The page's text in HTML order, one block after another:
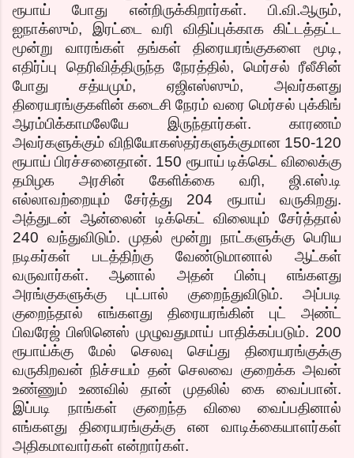
ரூபாய் போது என்றிருக்கிறார்கள். பி.வி.ஆரும்,
ஐநாக்ஸும், இரட்டை வரி விதிப்புக்காக கிட்டத்தட்ட
மூன்று வாரங்கள் தங்கள் திரையரங்குகளை மூடி,
எதிர்ப்பு தெரிவித்திருந்த நேரத்தில், மெர்சல் ரீலீசின்
போது சத்யமும், ஏஜிஎஸ்ஸும், அவர்களது
திரையரங்குகளின் கடைசி நேரம் வரை மெர்சல் புக்கிங்
ஆரம்பிக்காமலேயே இருந்தார்கள். காரணம்
அவர்களுக்கும் விநியோகஸ்தர்களுக்குமான 150-120
ரூபாய் பிரச்சனைதான். 150 ரூபாய் டிக்கெட் விலைக்கு
தமிழக அரசின் கேளிக்கை வரி, ஜி.எஸ்.டி
எல்லாவற்றையும் சேர்த்து 204 ரூபாய் வருகிறது.
அத்துடன் ஆன்லைன் டிக்கெட் விலையும் சேர்த்தால்
240 வந்துவிடும். முதல் மூன்று நாட்களுக்கு பெரிய
நடிகர்கள் படத்திற்கு வேண்டுமானால் ஆட்கள்
வருவார்கள். ஆனால் அதன் பின்பு எங்களது
அரங்குகளுக்கு புட்பால் குறைந்துவிடும். அப்படி
குறைந்தால் எங்களது திரையரங்கின் புட் அண்ட்
பிவரேஜ் பிஸினெஸ் முழுவதுமாய் பாதிக்கப்படும். 200
ரூபாய்க்கு மேல் செலவு செய்து திரையரங்குக்கு
வருகிறவன் நிச்சயம் தன் செலவை குறைக்க அவன்
உண்ணும் உணவில் தான் முதலில் கை வைப்பான்.
இப்படி நாங்கள் குறைந்த விலை வைப்பதினால்
எங்களது திரையரங்குக்கு என வாடிக்கையாளர்கள்
அதிகமாவார்கள் என்றார்கள்.